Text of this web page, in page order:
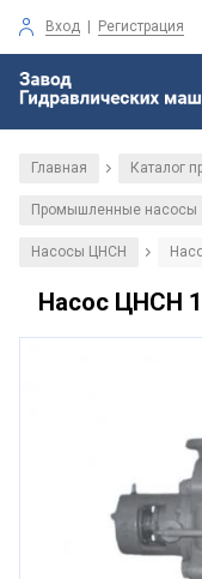
Вход | Регистрация
Главная / Каталог
Промышленные насосы
Насосы ЦНСН /
Насос ЦНСН